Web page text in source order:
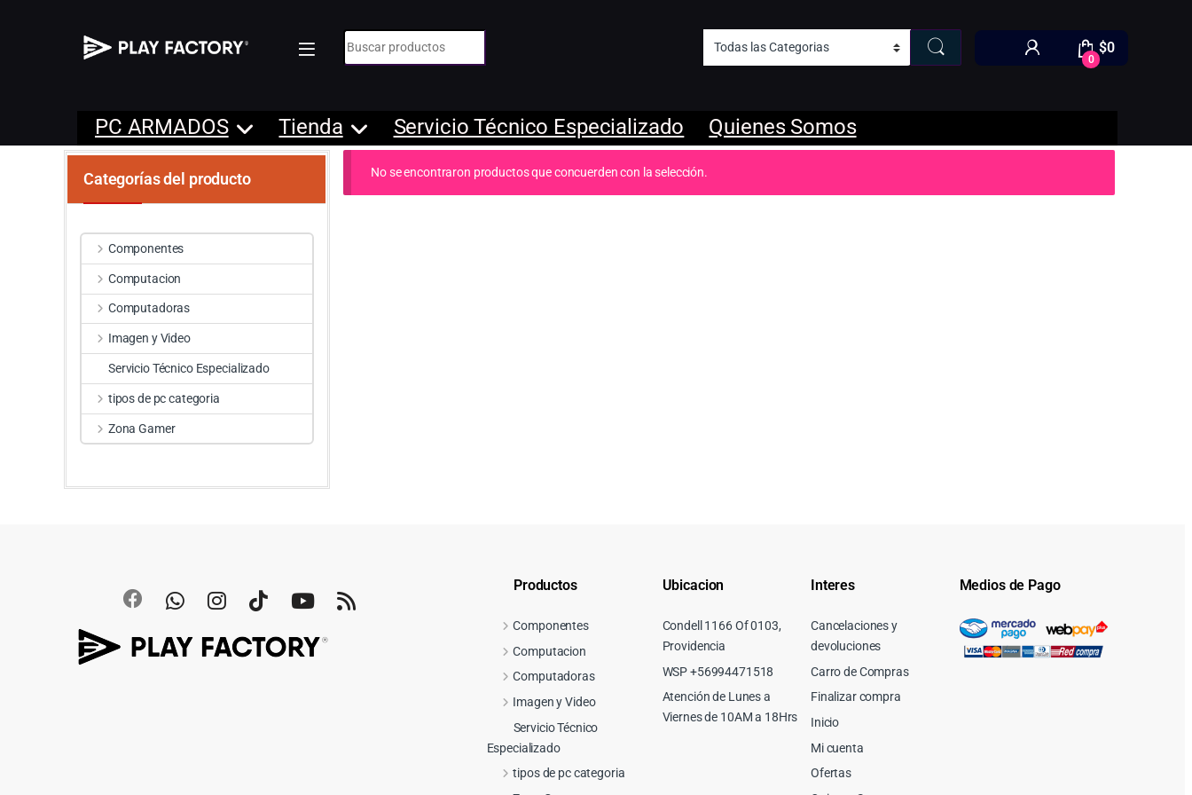
Búsqueda de:
0
$0
PC ARMADOS Tienda Servicio Técnico Especializado Quienes Somos
No se encontraron productos que concuerden con la selección.
Categorías del producto
Componentes
Computacion
Computadoras
Imagen y Video
Servicio Técnico Especializado
tipos de pc categoria
Zona Gamer
Productos
Componentes
Computacion
Computadoras
Imagen y Video
Servicio Técnico
Especializado
tipos de pc categoria
Ubicacion
Condell 1166 Of 0103,
Providencia
WSP +56994471518
Atención de Lunes a
Viernes de 10AM a 18Hrs
Interes
Cancelaciones y
devoluciones
Carro de Compras
Finalizar compra
Inicio
Mi cuenta
Ofertas
Medios de Pago